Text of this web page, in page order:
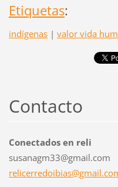
Etiquetas:
indígenas | valor vida
Contacto
Conectados en reli
susanagm33@gmail.com
relicerredoibias@gmail.c